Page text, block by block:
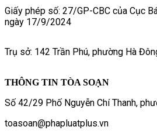
Giấy phép số: 27/GP-CBC của Cục
ngày 17/9/2024
Trụ sở: 142 Trần Phú, phường Hà
THÔNG TIN TÒA SOẠN
Số 42/29 Phố Nguyễn Chí Thanh,
toasoan@phapluatplus.vn